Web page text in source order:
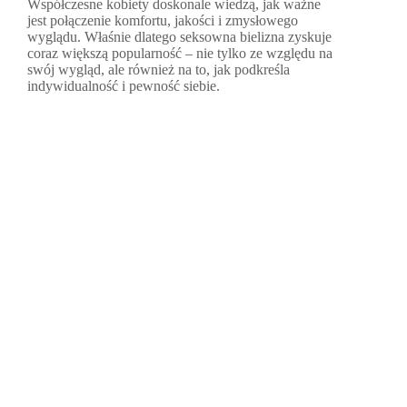
Współczesne kobiety doskonale wiedzą, jak ważne
jest połączenie komfortu, jakości i zmysłowego
wyglądu. Właśnie dlatego seksowna bielizna zyskuje
coraz większą popularność – nie tylko ze względu na
swój wygląd, ale również na to, jak podkreśla
indywidualność i pewność siebie.